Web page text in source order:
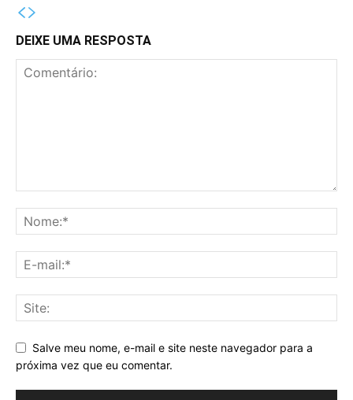
DEIXE UMA RESPOSTA
Salve meu nome, e-mail e site neste navegador para a
próxima vez que eu comentar.